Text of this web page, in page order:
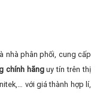
là nhà phân phối, cung cấp
chính hãnguy tín trên thị
với giá thành hợp lí,